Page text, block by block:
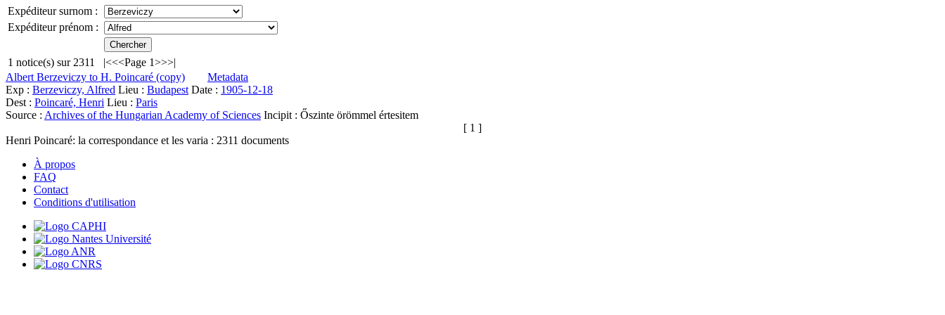
Expéditeur surnom :
Expéditeur prénom :
1 notice(s) sur 2311 |<<<Page 1>>>|
Albert Berzeviczy to H. Poincaré (copy)
Metadata
Exp : Berzeviczy, Alfred Lieu : Budapest Date : 1905-12-18
Dest : Poincaré, Henri Lieu : Paris
Source : Archives of the Hungarian Academy of Sciences Incipit : Őszinte örömmel értesitem
[ 1 ]
Henri Poincaré: la correspondance et les varia : 2311 documents
À propos
FAQ
Contact
Conditions d'utilisation